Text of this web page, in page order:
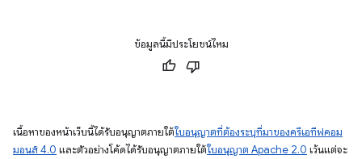
ข้อมูลนี้มีประโยชน์ไหม
เนื้อหาของหน้าเว็บนี้ได้รับอนุญาตภายใต้ใบอนุญาตที่ต้องระบุที่มาของครีเอทีฟคอม
มอนส์ 4.0 และตัวอย่างโค้ดได้รับอนุญาตภายใต้ใบอนุญาต Apache 2.0 เว้นแต่จะ